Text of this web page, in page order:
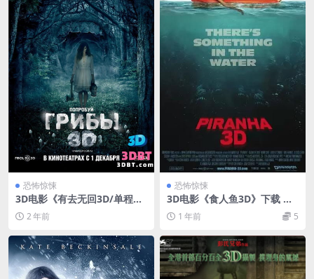
恐怖惊悚
3D电影《有去无回3D/单程路
3D》恐怖片 左右格式 3D版 下
载 2 年前
恐怖惊悚
3D电影《食人鱼3D》下载 恐
怖惊悚电影 左右格式 VR3D版
下载1 年前 5